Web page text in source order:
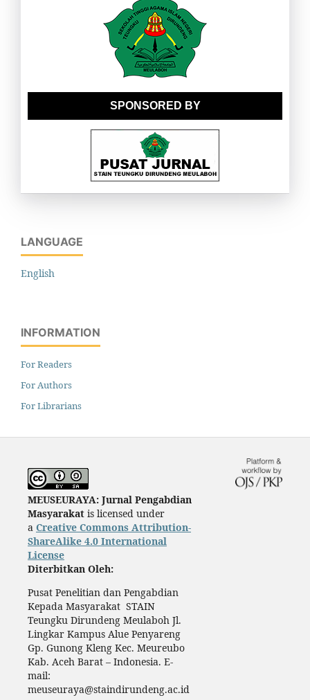
SPONSORED BY
LANGUAGE
English
INFORMATION
For Readers
For Authors
For Librarians
MEUSEURAYA: Jurnal Pengabdian
Masyarakat is licensed under
a Creative Commons Attribution-
ShareAlike 4.0 International
License
Diterbitkan Oleh:
Pusat Penelitian dan Pengabdian
Kepada Masyarakat STAIN
Teungku Dirundeng Meulaboh Jl.
Lingkar Kampus Alue Penyareng
Gp. Gunong Kleng Kec. Meureubo
Kab. Aceh Barat – Indonesia. E-
mail:
meuseuraya@staindirundeng.ac.id